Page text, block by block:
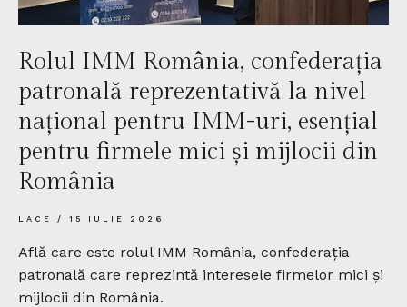
Rolul IMM România, confederația
patronală reprezentativă la nivel
național pentru IMM-uri, esențial
pentru firmele mici și mijlocii din
România
LACE 15 IULIE 2026
Află care este rolul IMM România, confederația
patronală care reprezintă interesele firmelor mici și
mijlocii din România.